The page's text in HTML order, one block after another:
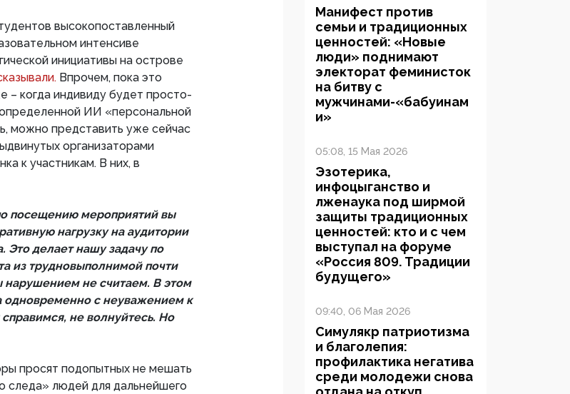
высокопоставленный
интенсиве
инициативы на острове
Впрочем, пока это
– когда индивиду будет просто-
ИИ «персональной
можно представить уже сейчас
организаторами
к участникам. В них, в
посещению мероприятий вы
нагрузку на аудитории
Это делает нашу задачу по
из трудновыполнимой почти
не считаем. В этом
одновременно с неуважением к
не волнуйтесь. Но
просят подопытных не мешать
следа» людей для дальнейшего
Манифест против
семьи и традиционных
ценностей: «Новые
люди» поднимают
электорат феминисток
на битву с
мужчинами-«бабуинам
и»
05:08, 15 Мая 2026
Эзотерика,
инфоцыганство и
лженаука под ширмой
защиты традиционных
ценностей: кто и с чем
выступал на форуме
«Россия 809. Традиции
будущего»
09:40, 06 Мая 2026
Симулякр патриотизма
и благолепия:
профилактика негатива
среди молодежи снова